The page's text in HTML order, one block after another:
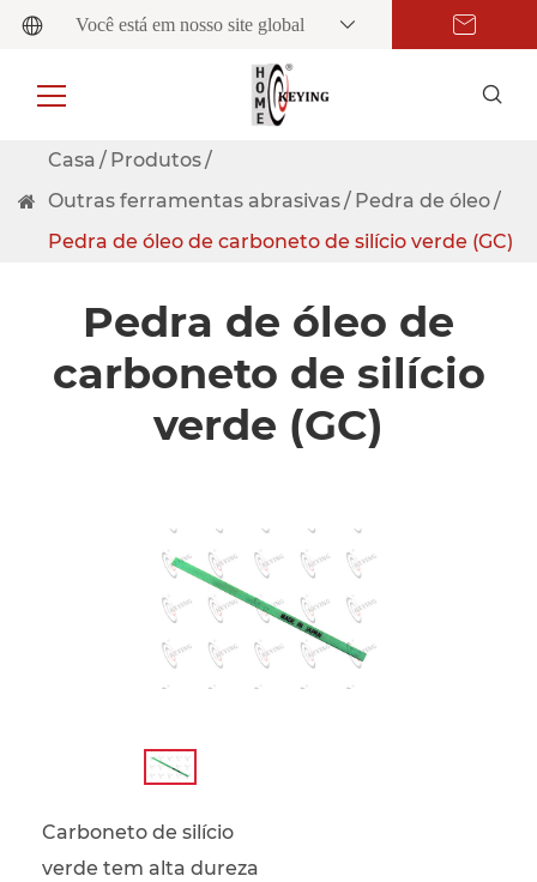
Você está em nosso site global
Casa
Produtos
Outras ferramentas abrasivas
Pedra de óleo
Pedra de óleo de carboneto de silício verde (GC)
Pedra de óleo de
carboneto de silício
verde (GC)
Carboneto de silício
verde tem alta dureza